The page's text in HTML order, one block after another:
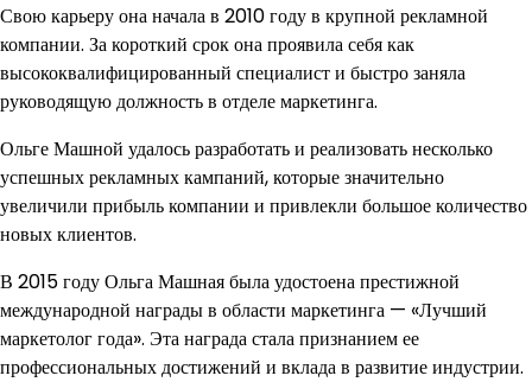
Свою карьеру она начала в 2010 году в крупной рекламной
компании. За короткий срок она проявила себя как
высококвалифицированный специалист и быстро заняла
руководящую должность в отделе маркетинга.
Ольге Машной удалось разработать и реализовать несколько
успешных рекламных кампаний, которые значительно
увеличили прибыль компании и привлекли большое количество
новых клиентов.
В 2015 году Ольга Машная была удостоена престижной
международной награды в области маркетинга — «Лучший
маркетолог года». Эта награда стала признанием ее
профессиональных достижений и вклада в развитие индустрии.